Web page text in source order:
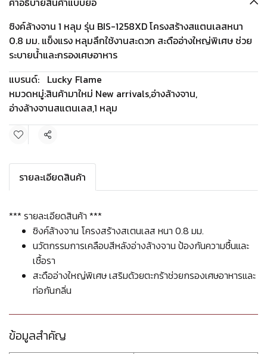
ซิงค์ล้างจาน 1 หลุม รุ่น BIS-1258XD โครงสร้างสแตนเลสหนา
0.8 มม. แข็งแรง หลุมลึกใช้งานสะดวก สะดืออ่างใหญ่พิเศษ ช่วย
ระบายน้ำและกรองเศษอาหาร
แบรนด์: Lucky Flame
หมวดหมู่:สินค้ามาใหม่ New arrivals,อ่างล้างจาน,
อ่างล้างจานสแตนเลส,1 หลุม
แชร์
รายละเอียดสินค้า
*** รายละเอียดสินค้า ***
ซิงค์ล้างจาน โครงสร้างสเตนเลส หนา 0.8 มม.
นวัตกรรมการเคลือบสีหลังอ่างล้างจาน ป้องกันความชื้นและ
เชื้อรา
สะดืออ่างใหญ่พิเศษ เสริมด้วยตะกร้าช่วยกรองเศษอาหารและ
ท่อกันกลิ่น
ข้อมูลสำคัญ